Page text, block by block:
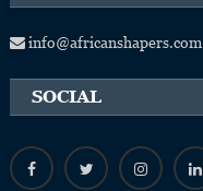
info@africanshapers.com
SOCIAL